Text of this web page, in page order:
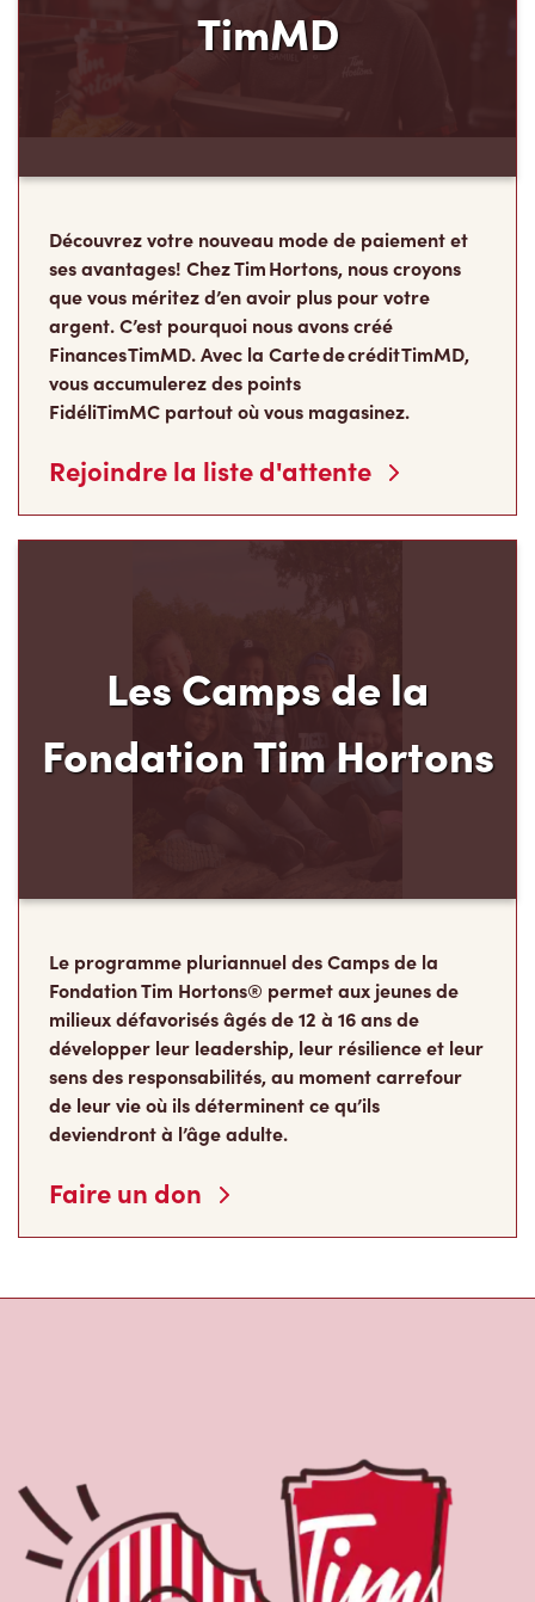
TimMD
Découvrez votre nouveau mode de paiement et
ses avantages! Chez Tim Hortons, nous croyons
que vous méritez d’en avoir plus pour votre
argent. C’est pourquoi nous avons créé
Finances TimMD. Avec la Carte de crédit TimMD,
vous accumulerez des points
FidéliTimMC partout où vous magasinez.
Rejoindre la liste d'attente
Les Camps de la
Fondation Tim Hortons
Le programme pluriannuel des Camps de la
Fondation Tim Hortons® permet aux jeunes de
milieux défavorisés âgés de 12 à 16 ans de
développer leur leadership, leur résilience et leur
sens des responsabilités, au moment carrefour
de leur vie où ils déterminent ce qu’ils
deviendront à l’âge adulte.
Faire un don